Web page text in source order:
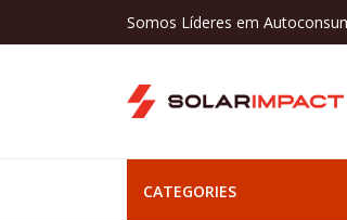
Somos Líderes em
CATEGORIES